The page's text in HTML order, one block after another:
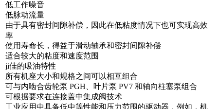
低工作噪音
低脉动流量
由于具有密封间隙补偿，因此在低粘度情况下也可实现高效
率
使用寿命长，得益于滑动轴承和密封间隙补偿
适合较大的粘度和速度范围
ji佳的吸油特性
所有机座大小和规格之间可以相互组合
可与内啮合齿轮泵 PGH、叶片泵 PV7 和轴向柱塞泵组合
可根据要求在连接盖中集成阀技术
工业应用中具备低中等性能和压力范围的驱动器，例如，机